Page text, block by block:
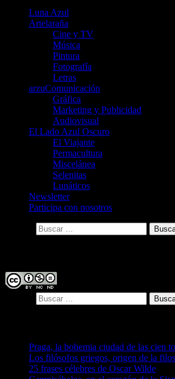
Luna Azul
Artelaraña
Cine y TV
Música
Pintura
Fotografía
Letras
arzuComunicación
Gráfica
Marketing y Publicidad
Audiovisual
El Lado Azul Oscuro
El Viajante
Permacultura
Miscelánea
Selenitas
Lunáticos
Newsletter
Participa con nosotros
Praga, la bohemia ciudad de las cien
Los filósofos griegos, origen de la
25 frases célebres de Oscar Wilde